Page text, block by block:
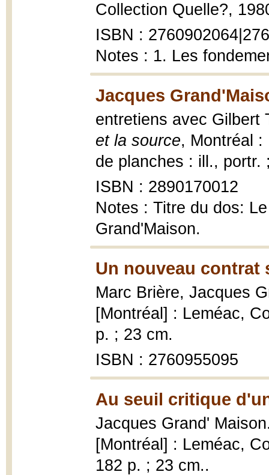
Collection Quelle?,
ISBN :
Notes : 1. Les
Jacques
entretiens avec Gilbert
et la source, Montréal
de planches : ill., portr.
ISBN : 2890170012
Notes : Titre du dos:
Grand'Maison.
Un nouveau contrat
Marc Brière, Jacques
[Montréal] : Leméac,
p. ; 23 cm.
ISBN : 2760955095
Au seuil critique
Jacques Grand'
[Montréal] : Leméac,
182 p. ; 23 cm..